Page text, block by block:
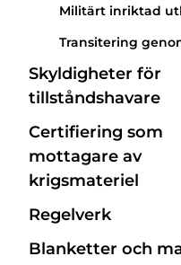
Militärt inriktad
Transitering
Skyldigheter för
tillståndshavare
Certifiering som
mottagare av
krigsmateriel
Regelverk
Blanketter och